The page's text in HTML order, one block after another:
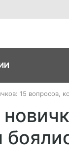
15 вопросов,